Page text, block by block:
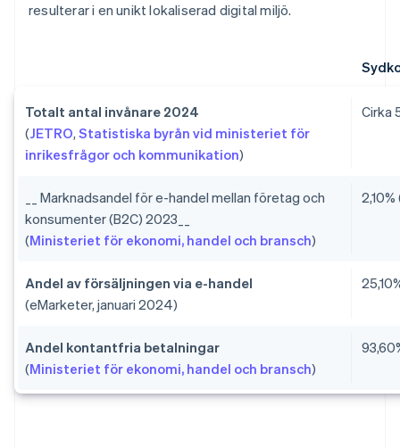
resulterar i en unikt lokaliserad digital miljö.
Totalt antal invånare 2024
(JETRO, Statistiska byrån vid ministeriet för
inrikesfrågor och kommunikation)
Cirka
__ Marknadsandel för e-handel mellan företag och
konsumenter (B2C) 2023__
(Ministeriet för ekonomi, handel och bransch)
Andel av försäljningen via e-handel
(eMarketer, januari 2024)
Andel kontantfria betalningar
(Ministeriet för ekonomi, handel och bransch)